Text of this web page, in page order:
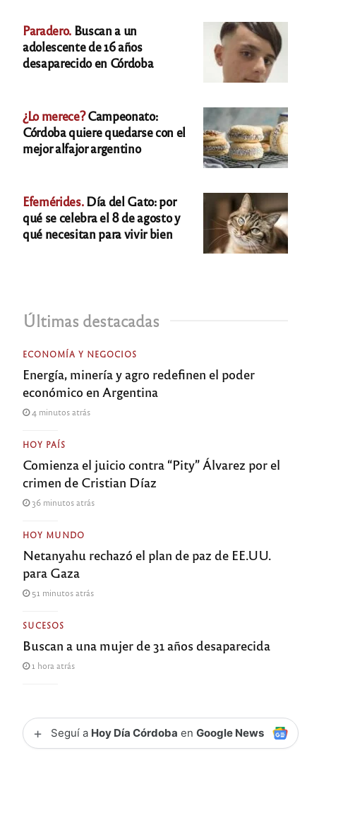
Paradero. Buscan a un
adolescente de 16 años
desaparecido en Córdoba
¿Lo merece?Campeonato:
Córdoba quiere quedarse con el
mejor alfajor argentino
Efemérides.Día del Gato: por
qué se celebra el 8 de agosto y
qué necesitan para vivir bien
Últimas destacadas
ECONOMÍA Y NEGOCIOS
Energía, minería y agro redefinen el poder
económico en Argentina
4 minutos atrás
HOY PAÍS
Comienza el juicio contra “Pity” Álvarez por el
crimen de Cristian Díaz
36 minutos atrás
HOY MUNDO
Netanyahu rechazó el plan de paz de EE.UU.
para Gaza
51 minutos atrás
SUCESOS
Buscan a una mujer de 31 años desaparecida
1 hora atrás
+ Seguí a Hoy Día Córdoba enGoogle News